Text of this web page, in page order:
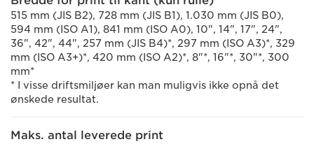
515 mm (JIS B2), 728 mm (JIS B1), 1.030 mm (JIS B0),
594 mm (ISO A1), 841 mm (ISO A0), 10", 14", 17", 24",
36", 42", 44", 257 mm (JIS B4)*, 297 mm (ISO A3)*, 329
mm (ISO A3+)*, 420 mm (ISO A2)*, 8"*, 16"*, 30"*, 300
mm*
* I visse driftsmiljøer kan man muligvis ikke opnå det
ønskede resultat.
Maks. antal leverede print